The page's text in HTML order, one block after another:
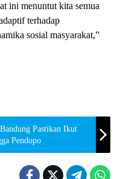
ini menuntut kita semua
terhadap
sosial masyarakat,”
Pastikan Ikut
Pendopo